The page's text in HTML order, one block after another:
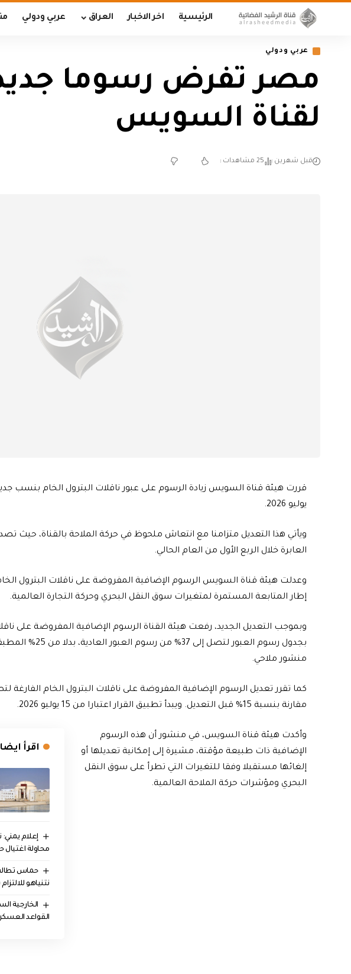
الرئيسية اخر الاخبار العراق عربي ودولي
عربي ودولي
مصر تفرض رسوما
لقناة السويس
قبل شهرين 25 مشاهدات
يوليو 2026.
ويأتي هذا التعديل متزامنا مع انتعاش ملحوظ في حركة الملاحة بالقناة، حيث
العابرة خلال الربع الأول من العام الحالي.
وعدلت هيئة قناة السويس الرسوم الإضافية المفروضة على ناقلات البترول الخام
إطار المتابعة المستمرة لمتغيرات سوق النقل البحري وحركة التجارة العالمية.
وبموجب التعديل الجديد، رفعت هيئة القناة الرسوم الإضافية المفروضة على
منشور ملاحي.
مقارنة بنسبة 15% قبل التعديل. ويبدأ تطبيق القرار اعتبارا من 15 يوليو 2026.
اقرأ ايضا
إعلام
محاولة اغتيال
حماس
نتنياهو
الخارجية
القواعد
وأكدت هيئة قناة السويس، في منشور أن هذه الرسوم
الإضافية ذات طبيعة مؤقتة، مشيرة إلى إمكانية تعديلها أو
إلغائها مستقبلا وفقا للتغيرات التي تطرأ على سوق النقل
البحري ومؤشرات حركة الملاحة العالمية.